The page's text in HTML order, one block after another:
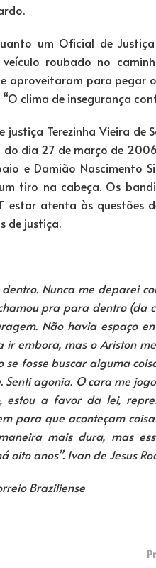
um Oficial de
veículo roubado no
aproveitaram para pegar
clima de insegurança
justiça Terezinha Vieira de
do dia 27 de março de
e Damião
tiro na cabeça. Os
estar atenta às questões
de justiça.
dentro. Nunca me deparei
pra para dentro
Não havia espaço
ir embora, mas o Ariston
se fosse buscar alguma
agonia. O cara me
estou a favor da lei,
para que aconteçam
mais dura, mas
oito anos”. Ivan de Jesus
Braziliense